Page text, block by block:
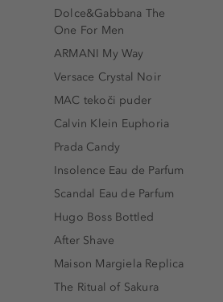
Dolce&Gabbana The
One For Men
ARMANI My Way
Versace Crystal Noir
MAC tekoči puder
Calvin Klein Euphoria
Prada Candy
Insolence Eau de Parfum
Scandal Eau de Parfum
Hugo Boss Bottled
After Shave
Maison Margiela Replica
The Ritual of Sakura